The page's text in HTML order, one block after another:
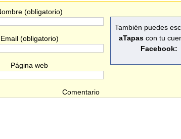
(obligatorio)
Email (obligatorio)
Página web
También puedes
aTapascon tu
Facebook:
Comentario